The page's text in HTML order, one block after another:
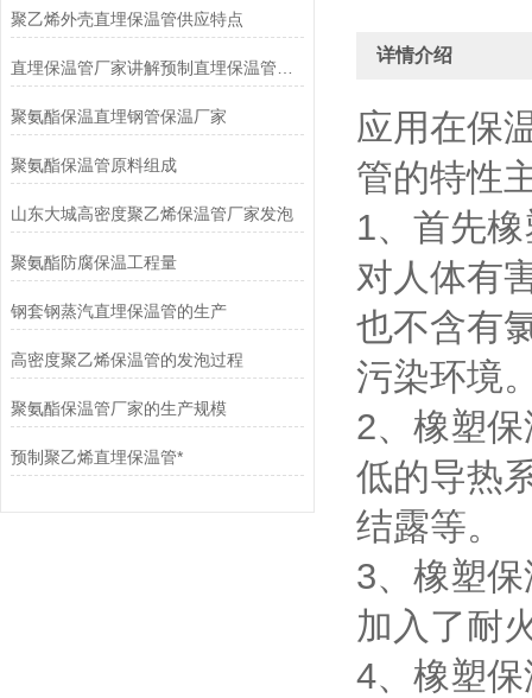
聚乙烯外壳直埋保温管供应特点
聚氨酯保温直埋钢管保温厂家
聚氨酯保温管原料组成
山东大城高密度聚乙烯保温管厂家发泡
聚氨酯防腐保温工程量
钢套钢蒸汽直埋保温管的生产
高密度聚乙烯保温管的发泡过程
聚氨酯保温管厂家的生产规模
预制聚乙烯直埋保温管*
详情介绍
应用在保
管的特性
1、首先
对人体有
也不含有
污染环境
2、橡塑
低的导热
结露等。
3、橡塑
加入了耐
4、橡塑